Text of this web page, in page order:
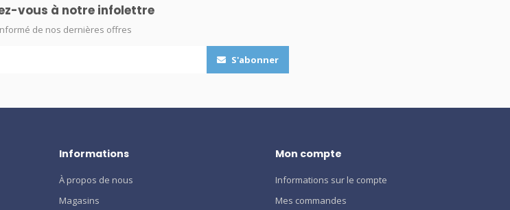
vous à notre infolettre
de nos dernières offres
S'abonner
Informations
À propos de nous
Magasins
Mon compte
Informations sur le compte
Mes commandes